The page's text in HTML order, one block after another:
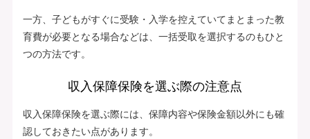
一方、子どもがすぐに受験・入学を控えていてまとまった教
育費が必要となる場合などは、一括受取を選択するのもひと
つの方法です。
収入保障保険を選ぶ際の注意点
収入保障保険を選ぶ際には、保障内容や保険金額以外にも確
認しておきたい点があります。